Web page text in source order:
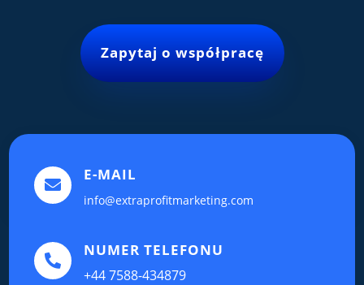
Zapytaj o współpracę

E-MAIL
info@extraprofitmarketing.com

NUMER TELEFONU
+44 7588-434879